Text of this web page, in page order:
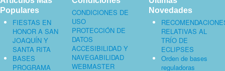
Populares
FIESTAS EN
HONOR A SAN
JOAQUÍN Y
SANTA RITA
BASES
PROGRAMA
CONDICIONES DE
USO
PROTECCIÓN DE
DATOS
ACCESIBILIDAD Y
NAVEGABILIDAD
WEBMASTER
Novedades
RELATIVAS AL
TRÍO DE
ECLIPSES
Orden de bases
reguladoras